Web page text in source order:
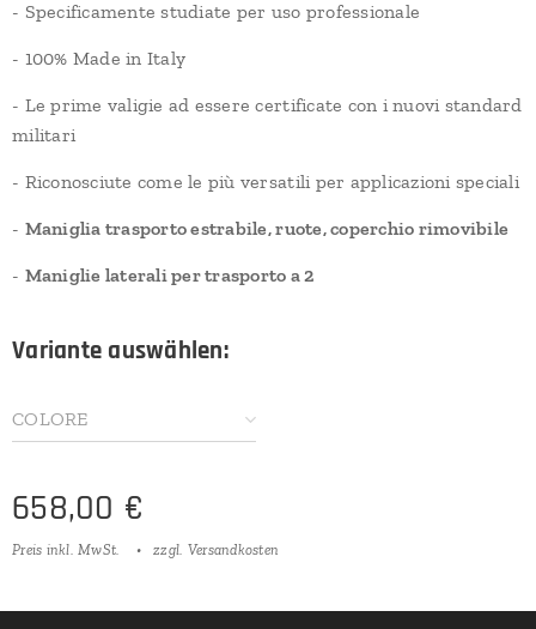
- Specificamente studiate per uso professionale
- 100% Made in Italy
- Le prime valigie ad essere certificate con i nuovi standard
militari
- Riconosciute come le più versatili per applicazioni speciali
- Maniglia trasporto estrabile, ruote, coperchio rimovibile
- Maniglie laterali per trasporto a 2
Variante auswählen:
COLORE
658,00 €
Preis inkl. MwSt. zzgl. Versandkosten